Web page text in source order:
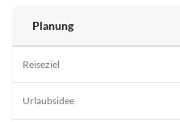
Planung
Reiseziel
Urlaubsidee